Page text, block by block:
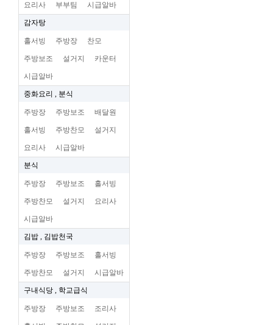
요리사 부부팀 시급알바
감자탕
홀서빙 주방장 찬모
주방보조 설거지 카운터
시급알바
중화요리 , 분식
주방장 주방보조 배달원
홀서빙 주방찬모 설거지
요리사 시급알바
분식
주방장 주방보조 홀서빙
주방찬모 설거지 요리사
시급알바
김밥 , 김밥천국
주방장 주방보조 홀서빙
주방찬모 설거지 시급알바
구내식당 , 학교급식
주방장 주방보조 조리사